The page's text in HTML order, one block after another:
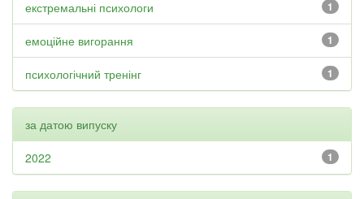
1
екстремальні психологи
1
емоційне вигорання
1
психологічний тренінг
за датою випуску
1
2022